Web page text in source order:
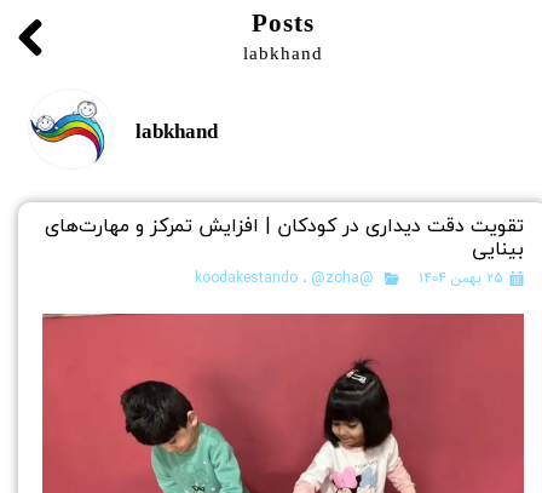
Posts
labkhand
labkhand
تقویت دقت دیداری در کودکان | افزایش تمرکز و مهارت‌های
بینایی
۲۵ بهمن ۱۴۰۴ @koodakestando ، @zoha